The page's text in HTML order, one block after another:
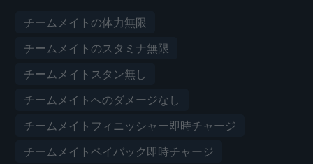
チームメイトの体力無限
チームメイトのスタミナ無限
チームメイトスタン無し
チームメイトへのダメージなし
チームメイトフィニッシャー即時チャージ
チームメイトペイバック即時チャージ